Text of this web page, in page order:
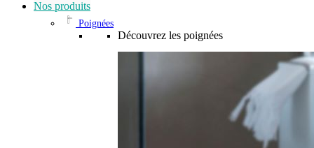
Nos produits
Poignées
Découvrez les poignées